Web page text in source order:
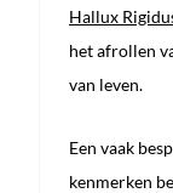
Hallux
het afrollen
van leven.
Een vaak
kenmerken